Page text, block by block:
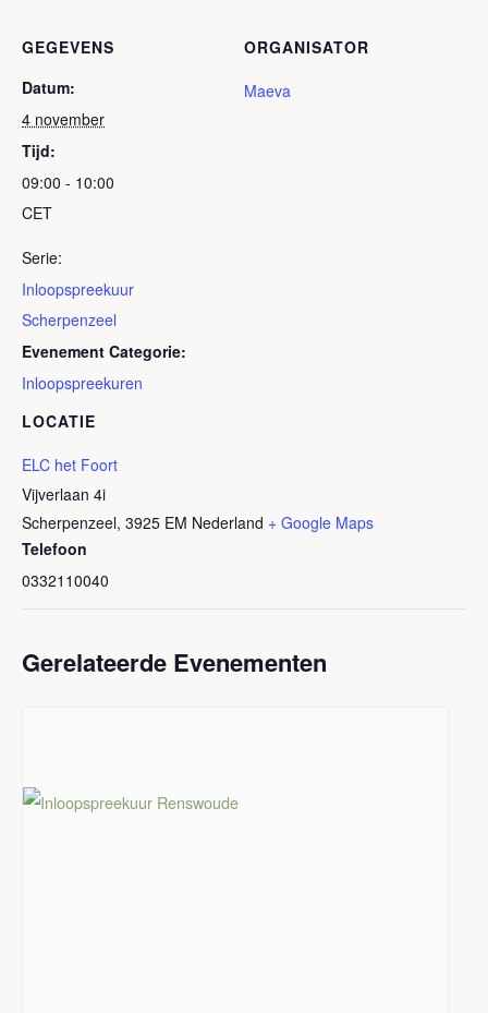
GEGEVENS
Datum:
4 november
Tijd:
09:00 - 10:00
CET
Serie:
Inloopspreekuur
Scherpenzeel
Evenement Categorie:
Inloopspreekuren
LOCATIE
ELC het Foort
Vijverlaan 4i
Scherpenzeel, 3925 EM Nederland + Google Maps
Telefoon
0332110040
ORGANISATOR
Maeva
Gerelateerde Evenementen